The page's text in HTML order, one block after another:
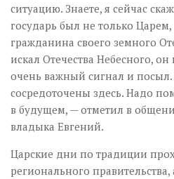
ситуацию. Знаете, я сейчас
государь был не только
гражданина своего земного
искал Отечества Небесного, он
очень важный сигнал и
сосредоточены здесь. Надо
в будущем, — отметил в
владыка Евгений.
Царские дни по традиции
регионального